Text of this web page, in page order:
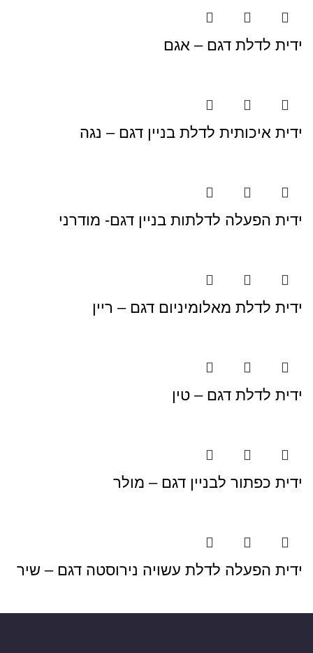
ידית לדלת דגם – אגם
ידית איכותית לדלת בניין דגם – נגה
ידית הפעלה לדלתות בניין דגם- מודרני
ידית לדלת מאלומיניום דגם – ריין
ידית לדלת דגם – טין
ידית כפתור לבניין דגם – מולר
ידית הפעלה לדלת עשויה נירוסטה דגם – שיר